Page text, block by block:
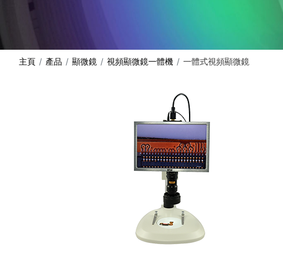
主頁 產品 顯微鏡 視頻顯微鏡一體機 一體式視頻顯微鏡